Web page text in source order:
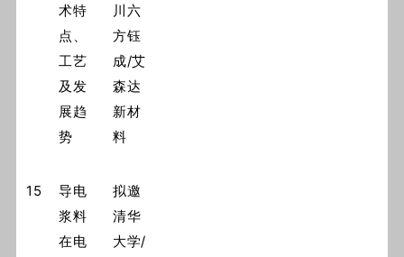
术特
点、
工艺
及发
展趋
势
川六
方钰
成/艾
森达
新材
料
15
导电
浆料
在电
拟邀
清华
大学/